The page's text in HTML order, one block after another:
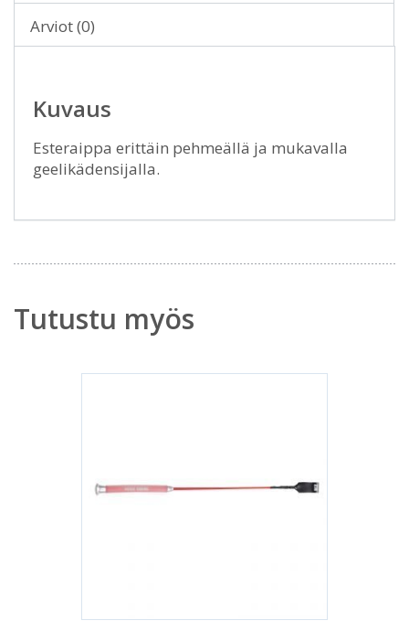
Arviot (0)
Kuvaus
Esteraippa erittäin pehmeällä ja mukavalla
geelikädensijalla.
Tutustu myös